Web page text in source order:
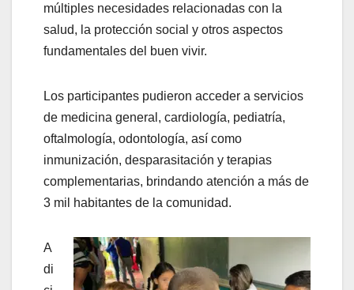
múltiples necesidades relacionadas con la
salud, la protección social y otros aspectos
fundamentales del buen vivir.
Los participantes pudieron acceder a servicios
de medicina general, cardiología, pediatría,
oftalmología, odontología, así como
inmunización, desparasitación y terapias
complementarias, brindando atención a más de
3 mil habitantes de la comunidad.
A
di